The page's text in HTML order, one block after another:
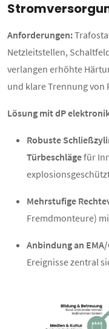
Anforderungen:
Netzleitstellen,
verlangen erhöhte
und klare Trennung von
Lösung mit dP
Robuste
Türbeschlägefür
Mehrstufige
Fremdmonteure)
Anbindung an EMA/
Ereignisse zentral